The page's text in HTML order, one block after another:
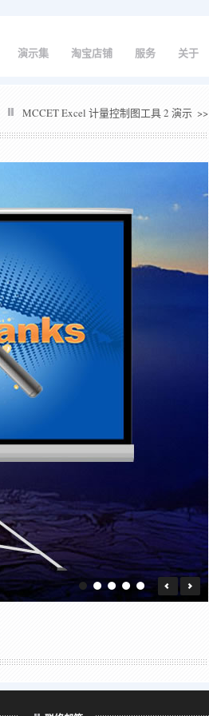
演示集 淘宝店铺 服务 关于
MCCET Excel 计量控制图工具 2 演示 >>